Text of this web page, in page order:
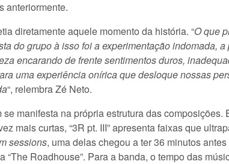
anteriormente.
diretamente aquele momento da história. “O que
do grupo à isso foi a experimentação indomada,
encarando de frente sentimentos duros,
uma experiência onírica que desloque nossas
“, relembra Zé Neto.
manifesta na própria estrutura das
mais curtas, “3R pt. III” apresenta faixas que
sessions, uma delas chegou a ter 36 minutos
“The Roadhouse”. Para a banda, o tempo das